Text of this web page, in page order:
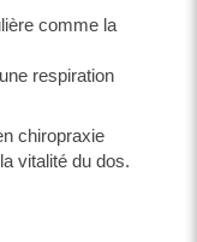
comme la
respiration
chiropraxie
vitalité du dos.